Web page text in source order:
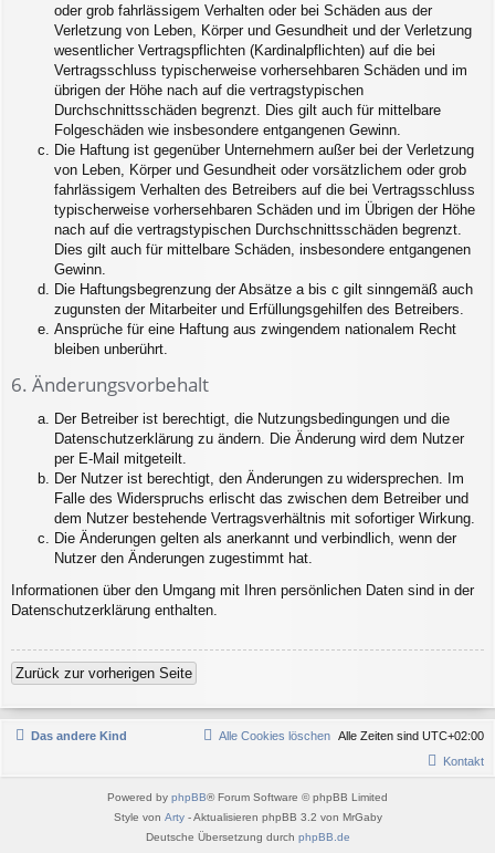
oder grob fahrlässigem Verhalten oder bei Schäden aus der
Verletzung von Leben, Körper und Gesundheit und der Verletzung
wesentlicher Vertragspflichten (Kardinalpflichten) auf die bei
Vertragsschluss typischerweise vorhersehbaren Schäden und im
übrigen der Höhe nach auf die vertragstypischen
Durchschnittsschäden begrenzt. Dies gilt auch für mittelbare
Folgeschäden wie insbesondere entgangenen Gewinn.
Die Haftung ist gegenüber Unternehmern außer bei der Verletzung
von Leben, Körper und Gesundheit oder vorsätzlichem oder grob
fahrlässigem Verhalten des Betreibers auf die bei Vertragsschluss
typischerweise vorhersehbaren Schäden und im Übrigen der Höhe
nach auf die vertragstypischen Durchschnittsschäden begrenzt.
Dies gilt auch für mittelbare Schäden, insbesondere entgangenen
Gewinn.
Die Haftungsbegrenzung der Absätze a bis c gilt sinngemäß auch
zugunsten der Mitarbeiter und Erfüllungsgehilfen des Betreibers.
Ansprüche für eine Haftung aus zwingendem nationalem Recht
bleiben unberührt.
6. Änderungsvorbehalt
Der Betreiber ist berechtigt, die Nutzungsbedingungen und die
Datenschutzerklärung zu ändern. Die Änderung wird dem Nutzer
per E-Mail mitgeteilt.
Der Nutzer ist berechtigt, den Änderungen zu widersprechen. Im
Falle des Widerspruchs erlischt das zwischen dem Betreiber und
dem Nutzer bestehende Vertragsverhältnis mit sofortiger Wirkung.
Die Änderungen gelten als anerkannt und verbindlich, wenn der
Nutzer den Änderungen zugestimmt hat.
Informationen über den Umgang mit Ihren persönlichen Daten sind in der
Datenschutzerklärung enthalten.
Zurück zur vorherigen Seite
Das andere Kind Alle Zeiten sind UTC+02:00
Alle Cookies löschen
Kontakt
Powered by phpBB® Forum Software © phpBB Limited
Style von Arty- Aktualisieren phpBB 3.2 von MrGaby
Deutsche Übersetzung durch phpBB.de